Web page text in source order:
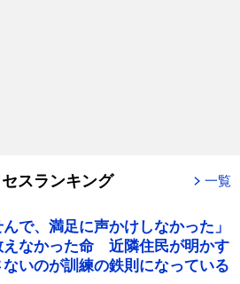
スランキング 一覧
んで、満足に声かけしなかった」
えなかった命 近隣住民が明かす
ないのが訓練の鉄則になっている